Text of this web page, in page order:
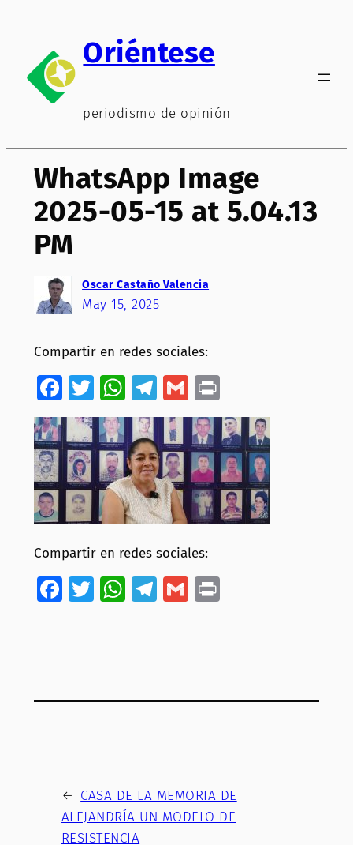
contenido
Oriéntese
periodismo de opinión
WhatsApp Image
2025-05-15 at 5.04.13
PM
Oscar Castaño Valencia
May 15, 2025
Compartir en redes sociales:
Facebook
Twitter
WhatsApp
Telegram
GmailPrint
Compartir en redes sociales:
Facebook
Twitter
WhatsApp
Telegram
GmailPrint
← CASA DE LA MEMORIA DE
ALEJANDRÍA UN MODELO DE
RESISTENCIA